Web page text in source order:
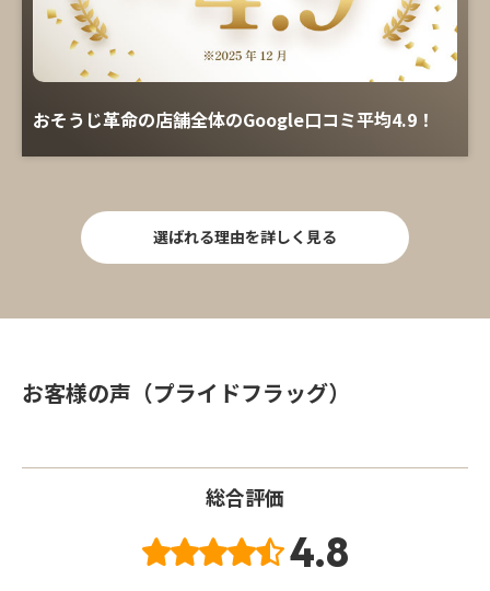
おそうじ革命の店舗全体のGoogle口コミ平均4.9！
選ばれる理由を詳しく見る
お客様の声（プライドフラッグ）
総合評価
4.8